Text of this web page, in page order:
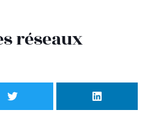
réseaux